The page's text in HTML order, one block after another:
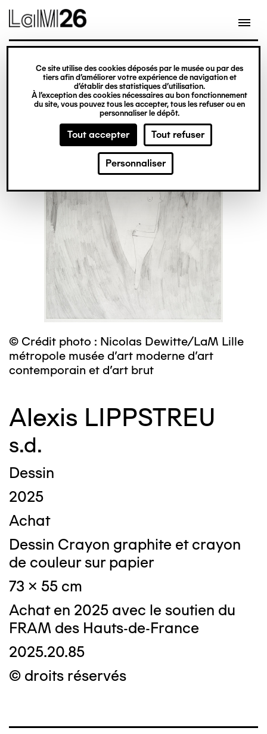
Gestion des cookies
Ce site utilise des cookies déposés par le musée ou par des
tiers afin d’améliorer votre expérience de navigation et
d’établir des statistiques d’utilisation.
À l’exception des cookies nécessaires au bon fonctionnement
du site, vous pouvez tous les accepter, tous les refuser ou en
personnaliser le dépôt.
Tout accepter Tout refuser
Personnaliser
contenu
© Crédit photo : Nicolas Dewitte/LaM Lille
métropole musée d’art moderne d’art
contemporain et d’art brut
Alexis LIPPSTREU
s.d.
Dessin
2025
Achat
Dessin Crayon graphite et crayon
de couleur sur papier
73 x 55 cm
Achat en 2025 avec le soutien du
FRAM des Hauts-de-France
2025.20.85
© droits réservés